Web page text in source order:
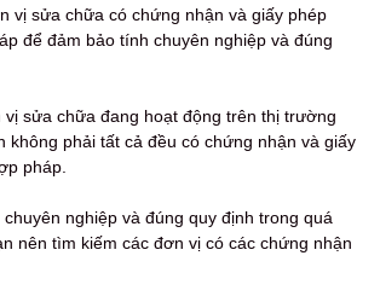
vị sửa chữa có chứng nhận và giấy phép
để đảm bảo tính chuyên nghiệp và đúng
vị sửa chữa đang hoạt động trên thị trường
không phải tất cả đều có chứng nhận và giấy
pháp.
nghiệp và đúng quy định trong quá
nên tìm kiếm các đơn vị có các chứng nhận